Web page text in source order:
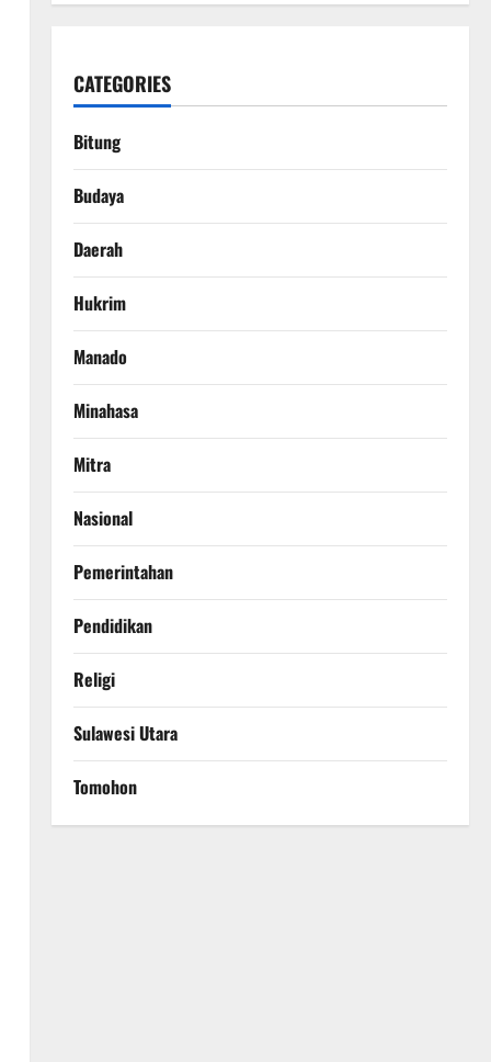
CATEGORIES
Bitung
Budaya
Daerah
Hukrim
Manado
Minahasa
Mitra
Nasional
Pemerintahan
Pendidikan
Religi
Sulawesi Utara
Tomohon